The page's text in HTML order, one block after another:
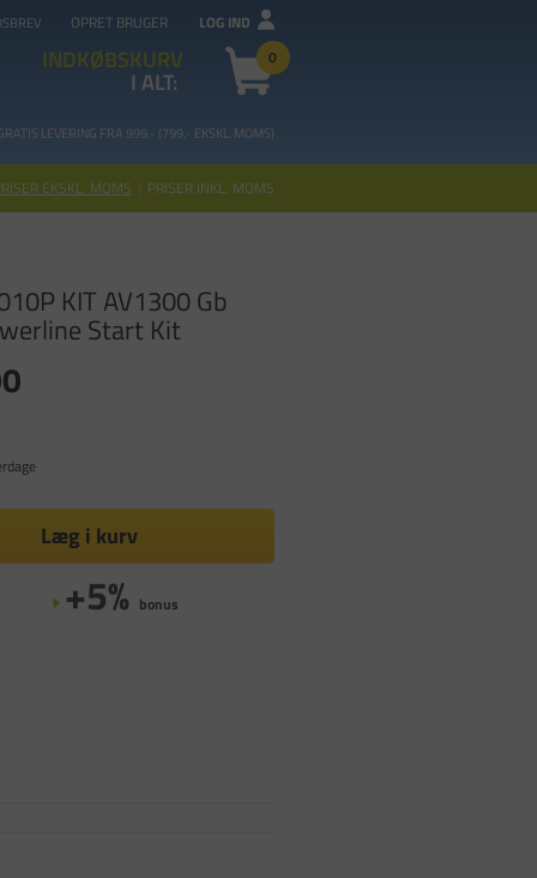
OPRET BRUGER LOG IND
INDKØBSKURV 0
I ALT:
LEVERING FRA 999,- (799,- EKSKL. MOMS)
EKSKL. MOMS | PRISER INKL. MOMS
KIT AV1300 Gb
Start Kit
Læg i kurv
+5% bonus